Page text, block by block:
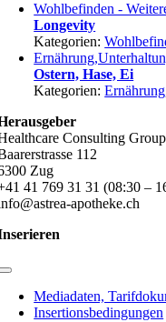
Wohlbefinden -
Longevity
Kategorien:
Ostern, Hase, Ei
Kategorien:Ernährung
Consulting
112
Zug
41 769 31 31 (08:30 –
apotheke.ch
Toggle
NavigationMediadaten,
Insertionsbedingungen